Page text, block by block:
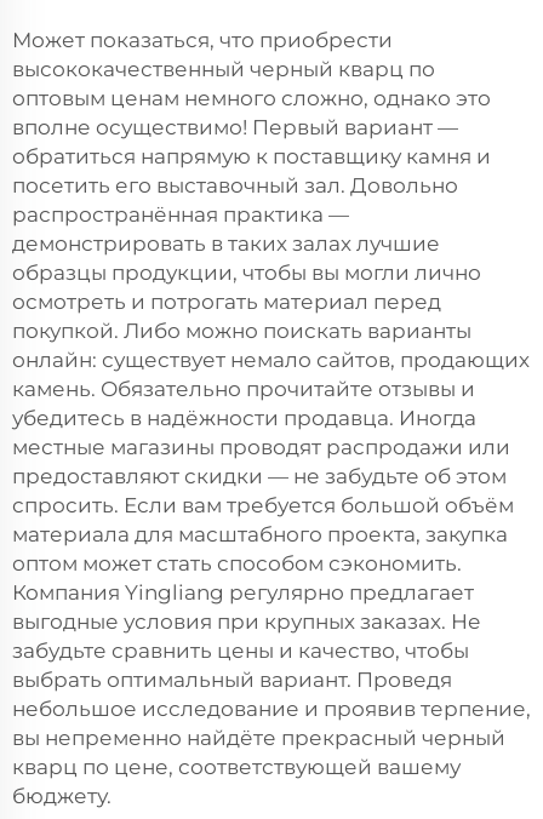
Может показаться, что приобрести
высококачественный черный кварц по
оптовым ценам немного сложно, однако это
вполне осуществимо! Первый вариант —
обратиться напрямую к поставщику камня и
посетить его выставочный зал. Довольно
распространённая практика —
демонстрировать в таких залах лучшие
образцы продукции, чтобы вы могли лично
осмотреть и потрогать материал перед
покупкой. Либо можно поискать варианты
онлайн: существует немало сайтов, продающих
камень. Обязательно прочитайте отзывы и
убедитесь в надёжности продавца. Иногда
местные магазины проводят распродажи или
предоставляют скидки — не забудьте об этом
спросить. Если вам требуется большой объём
материала для масштабного проекта, закупка
оптом может стать способом сэкономить.
Компания Yingliang регулярно предлагает
выгодные условия при крупных заказах. Не
забудьте сравнить цены и качество, чтобы
выбрать оптимальный вариант. Проведя
небольшое исследование и проявив терпение,
вы непременно найдёте прекрасный черный
кварц по цене, соответствующей вашему
бюджету.